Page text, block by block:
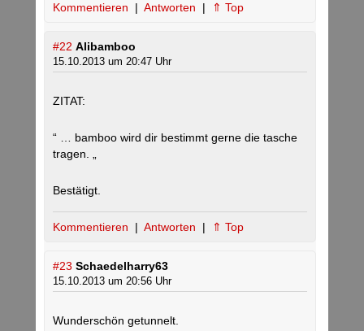
Kommentieren | Antworten | ⇑ Top
#22 Alibamboo
15.10.2013 um 20:47 Uhr
ZITAT:
“ … bamboo wird dir bestimmt gerne die tasche
tragen. „
Bestätigt.
Kommentieren | Antworten | ⇑ Top
#23 Schaedelharry63
15.10.2013 um 20:56 Uhr
Wunderschön getunnelt.